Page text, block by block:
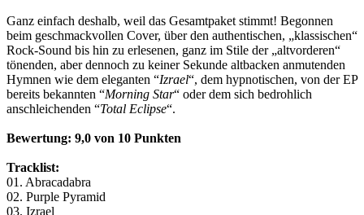
Ganz einfach deshalb, weil das Gesamtpaket stimmt! Begonnen
beim geschmackvollen Cover, über den authentischen, „klassischen“
Rock-Sound bis hin zu erlesenen, ganz im Stile der „altvorderen“
tönenden, aber dennoch zu keiner Sekunde altbacken anmutenden
Hymnen wie dem eleganten “Izrael“, dem hypnotischen, von der EP
bereits bekannten “Morning Star“ oder dem sich bedrohlich
anschleichenden “Total Eclipse“.
Bewertung: 9,0 von 10 Punkten
Tracklist:
01. Abracadabra
02. Purple Pyramid
03. Izrael